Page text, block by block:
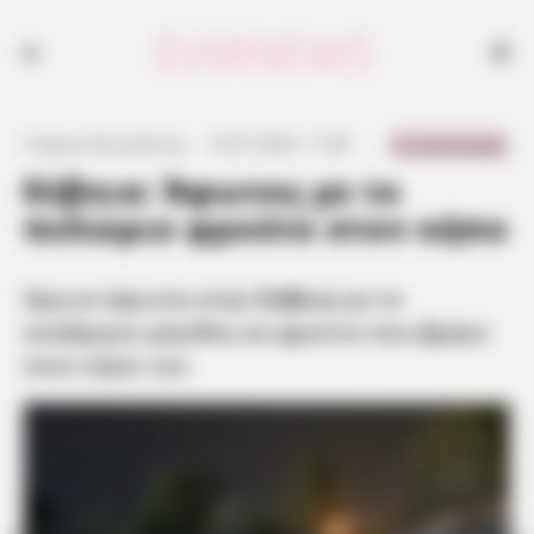
Εύβοια: Άφωνος με το
πελώριο φρούτο στον κήπο
Έμεινε άφωνος στην Εύβοια
ανεξήγητο μέγεθος σε φρούτο που βρήκε